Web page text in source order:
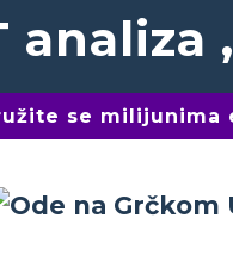
se milijunima